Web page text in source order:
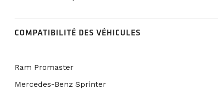
COMPATIBILITÉ DES VÉHICULES
Ram Promaster
Mercedes-Benz Sprinter